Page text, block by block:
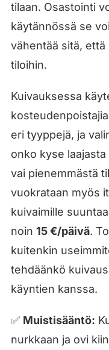
tilaan. Osastointi
käytännössä se
vähentää sitä,
tiloihin.
Kuivauksessa
eri tyyppejä, ja
onko kyse
vai pienemmästä
vuokrataan myös
kuivaimille
noin 15 €/päivä.
kuitenkin
tehdäänkö
käyntien kanssa.
✅ Muistisääntö:
nurkkaan ja ovi